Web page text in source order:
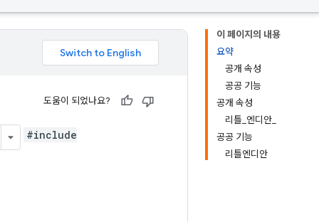
이 페이지의 내용
요약
공개 속성
공공 기능
공개 속성
리틀_엔디안_
공공 기능
리틀엔디안
도움이 되었나요?
#include